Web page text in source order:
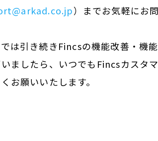
）までお気軽にお
は引き続きFincsの機能改善・機
ましたら、いつでもFincsカスタ
お願いいたします。